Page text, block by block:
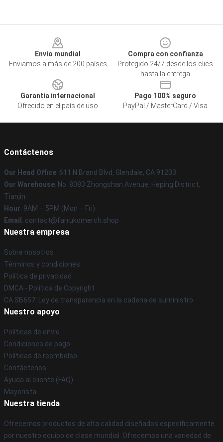
Envío mundial
Enviamos a más de 200 países
Compra con confianza
Protegido 24/7 desde los clics
hasta la entrega
Garantía internacional
Ofrecido en el país de uso
Pago 100% seguro
PayPal / MasterCard / Visa
Contáctenos
Our Head Office: 611 N Brand Blvd, Glendale, CA 91203
Our Warehouse: No. 8080 Zhongshan Avenue, Heping District,
Tianjin
Hour: 9AM – 5PM (Mon – Fri)
Email : contact@farrukomerch.shop
Nuestra empresa
Sobre nosotros
Términos y condiciones
Política de privacidad
DMCA - Política de Copyright
CA SB657: Ley de transparencia en la cadena de suministro
Nuestro apoyo
Políticas de envío
Condiciones de pago
Políticas de reembolso
Contáctenos
Ayuda al cliente (FAQ)
Mayorista
Nuestra tienda
Ofrecemos productos de alta calidad diseñados específicamente
por nuestro equipo de clase mundial. Ofrecemos una variedad de